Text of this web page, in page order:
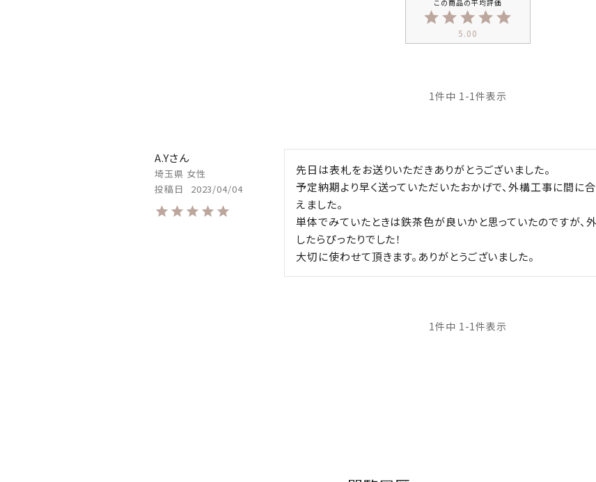
5.00
1 件中 1 -1件表示
A.Y
埼玉県 女性
投稿日
2023/04/04
先日は表札をお送りいただきありがとうございました。
予定納期より早く送っていただいたおかげで、外構工事に間に
えました。
単体でみていたときは鉄茶色が良いかと思っていたのですが、
したらぴったりでした！
大切に使わせて頂きます。ありがとうございました。
1 件中 1 -1件表示